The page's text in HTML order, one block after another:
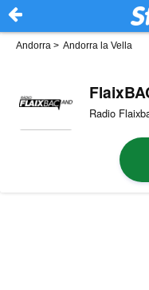
Andorra > Andorra la Vella
Radio